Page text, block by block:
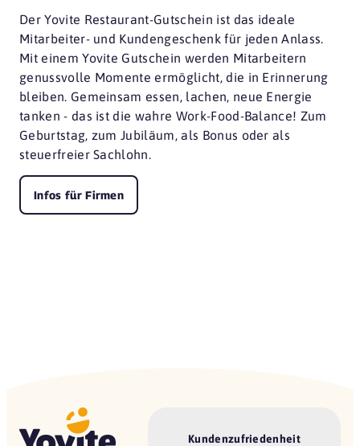
Der Yovite Restaurant-Gutschein ist das ideale
Mitarbeiter- und Kundengeschenk für jeden Anlass.
Mit einem Yovite Gutschein werden Mitarbeitern
genussvolle Momente ermöglicht, die in Erinnerung
bleiben. Gemeinsam essen, lachen, neue Energie
tanken - das ist die wahre Work-Food-Balance! Zum
Geburtstag, zum Jubiläum, als Bonus oder als
steuerfreier Sachlohn.
Infos für Firmen
Kundenzufriedenheit